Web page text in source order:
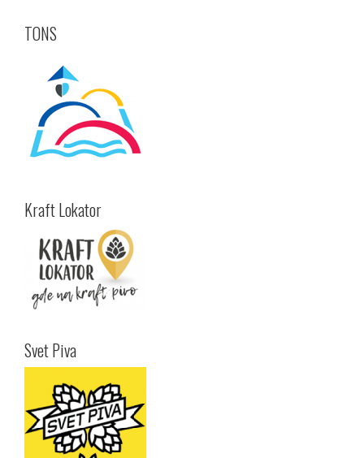
TONS
Kraft Lokator
Svet Piva